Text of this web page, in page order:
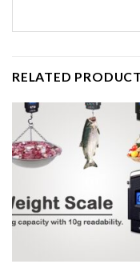
RELATED